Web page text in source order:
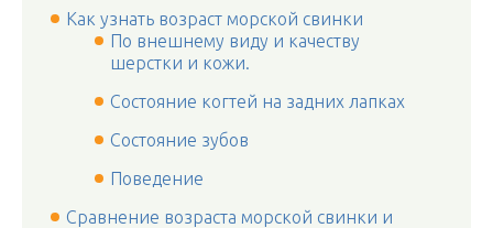
Как узнать возраст морской свинки
По внешнему виду и качеству
шерстки и кожи.
Состояние когтей на задних лапках
Состояние зубов
Поведение
Сравнение возраста морской свинки и